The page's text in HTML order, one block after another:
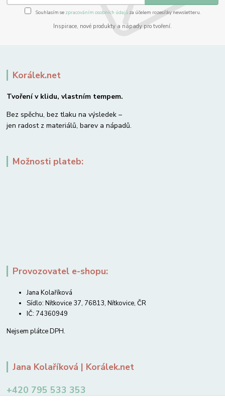
Souhlasím se zpracováním osobních údajůza účelem rozesílky newsletteru.
Inspirace, nové produkty a nápady pro tvoření.
Korálek.net
Tvoření v klidu, vlastním tempem.
Bez spěchu, bez tlaku na výsledek –
jen radost z materiálů, barev a nápadů.
Možnosti plateb:
Provozovatel e-shopu:
Jana Kolaříková
Sídlo: Nítkovice 37, 76813, Nítkovice, ČR
IČ: 74360949
Nejsem plátce DPH.
Jana Kolaříková | Korálek.net
+420 795 533 353